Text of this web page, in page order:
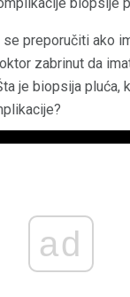
preporučiti ako
zabrinut da
je biopsija pluća,
ad